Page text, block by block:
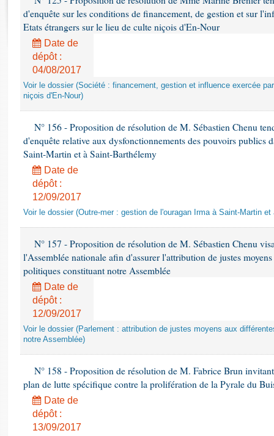
Rapports d'enquête
Rapports législatifs
Rapports sur l'application des lois
Baromètre de l’application des lois
Dossiers législatifs
Budget et sécurité sociale
Questions écrites et orales
Comptes rendus des débats
d'enquête sur les conditions de financement, de gestion et sur
Etats étrangers sur le lieu de culte niçois d'En-Nour
Date de
dépôt :
04/08/2017
Voir le dossier (Société : financement, gestion et influence exercée
niçois d'En-Nour)
N° 156 - Proposition de résolution de M. Sébastien Chenu
d'enquête relative aux dysfonctionnements des pouvoirs publics
Saint-Martin et à Saint-Barthélemy
Date de
dépôt :
12/09/2017
Voir le dossier (Outre-mer : gestion de l'ouragan Irma à Saint-Martin
N° 157 - Proposition de résolution de M. Sébastien Chenu
l'Assemblée nationale afin d'assurer l'attribution de justes
politiques constituant notre Assemblée
Date de
dépôt :
12/09/2017
Voir le dossier (Parlement : attribution de justes moyens aux
notre Assemblée)
N° 158 - Proposition de résolution de M. Fabrice Brun
plan de lutte spécifique contre la prolifération de la Pyrale du
Date de
dépôt :
13/09/2017